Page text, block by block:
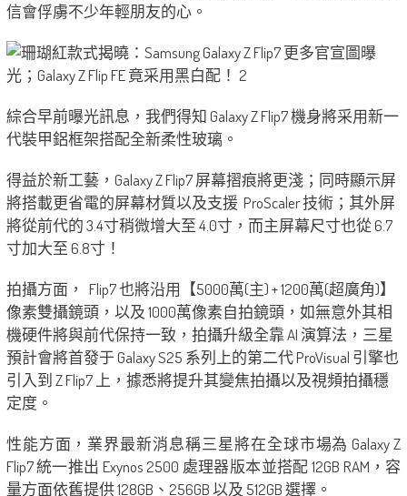
信會俘虜不少年輕朋友的心。
綜合早前曝光訊息，我們得知 GalaxyZ Flip7 機身將采用新一
代裝甲鋁框架搭配全新柔性玻璃。
得益於新工藝， GalaxyZ Flip7 屏幕摺痕將更淺；同時顯示屏
將搭載更省電的屏幕材質以及支援 ProScaler 技術；其外屏
將從前代的 3.4寸稍微增大至 4.0寸，而主屏幕尺寸也從 6.7
寸加大至 6.8寸！
拍攝方面， Flip7 也將沿用【5000萬(主) + 1200萬(超廣角)】
像素雙攝鏡頭，以及 1000萬像素自拍鏡頭，如無意外其相
機硬件將與前代保持一致，拍攝升級全靠 AI 演算法，三星
預計會將首發于 Galaxy S25 系列上的第二代 ProVisual 引擎也
引入到 Z Flip7 上，據悉將提升其變焦拍攝以及視頻拍攝穩
定度。
性能方面，業界最新消息稱三星將在全球市場為 Galaxy Z
Flip7 統一推出 Exynos 2500 處理器版本並搭配 12GB RAM，容
量方面依舊提供 128GB、256GB 以及 512GB 選擇。